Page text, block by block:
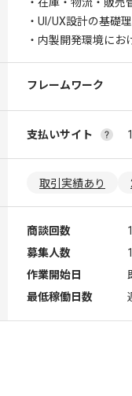
・UI/UX設計の基礎
・内製開発環境に
フレームワーク
支払いサイト
取引実績あり
商談回数
募集人数
作業開始日
最低稼働日数